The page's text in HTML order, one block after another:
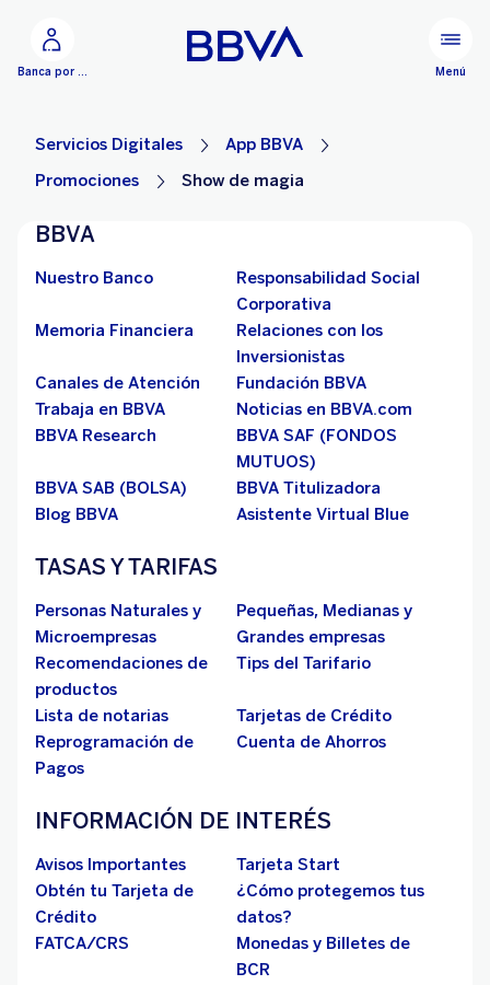
Banca por Internet Menú
Servicios Digitales
App BBVA
Promociones
Show de magia
BBVA
Nuestro Banco
Responsabilidad Social
Corporativa
Memoria Financiera
Relaciones con los
Inversionistas
Canales de Atención
Fundación BBVA
Trabaja en BBVA
Noticias en BBVA.com
BBVA Research
BBVA SAF (FONDOS
MUTUOS)
BBVA SAB (BOLSA)
BBVA Titulizadora
Blog BBVA
Asistente Virtual Blue
TASAS Y TARIFAS
Personas Naturales y
Microempresas
Pequeñas, Medianas y
Grandes empresas
Recomendaciones de
productos
Tips del Tarifario
Lista de notarias
Tarjetas de Crédito
Reprogramación de
Pagos
Cuenta de Ahorros
INFORMACIÓN DE INTERÉS
Avisos Importantes
Tarjeta Start
Obtén tu Tarjeta de
Crédito
¿Cómo protegemos tus
datos?
FATCA/CRS
Monedas y Billetes de
BCR